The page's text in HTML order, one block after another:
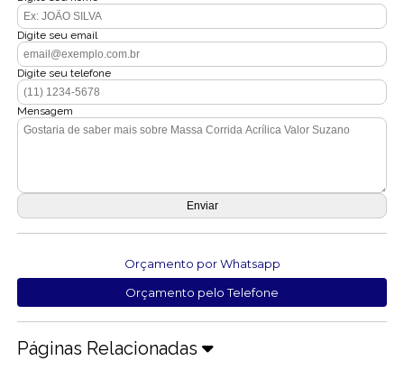
Digite seu email
Digite seu telefone
Mensagem
Orçamento por Whatsapp
Orçamento pelo Telefone
Páginas Relacionadas